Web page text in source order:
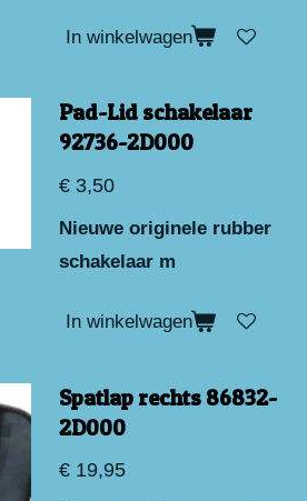
In winkelwagen
Pad-Lid schakelaar
92736-2D000
€ 3,50
Nieuwe originele rubber
schakelaar m
In winkelwagen
Spatlap rechts 86832-
2D000
€ 19,95